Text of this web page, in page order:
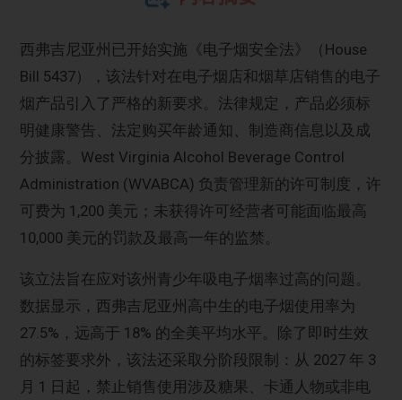
西弗吉尼亚州已开始实施《电子烟安全法》（House
Bill 5437），该法针对在电子烟店和烟草店销售的电子
烟产品引入了严格的新要求。法律规定，产品必须标
明健康警告、法定购买年龄通知、制造商信息以及成
分披露。West Virginia Alcohol Beverage Control
Administration (WVABCA) 负责管理新的许可制度，许
可费为 1,200 美元；未获得许可经营者可能面临最高
10,000 美元的罚款及最高一年的监禁。
该立法旨在应对该州青少年吸电子烟率过高的问题。
数据显示，西弗吉尼亚州高中生的电子烟使用率为
27.5%，远高于 18% 的全美平均水平。除了即时生效
的标签要求外，该法还采取分阶段限制：从 2027 年 3
月 1 日起，禁止销售使用涉及糖果、卡通人物或非电